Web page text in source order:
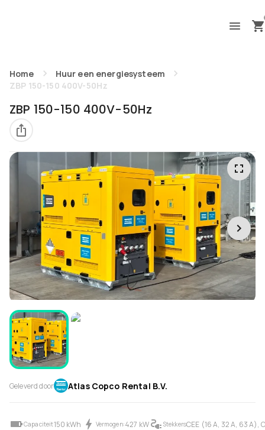
Home
Huur een energiesysteem
ZBP 150-150 400V-50Hz
ZBP 150-150 400V-50Hz
Geleverd door Atlas Copco Rental B.V.
Capaciteit150 kWh Vermogen:427 kW StekkersCEE (16 A, 32 A, 63 A),